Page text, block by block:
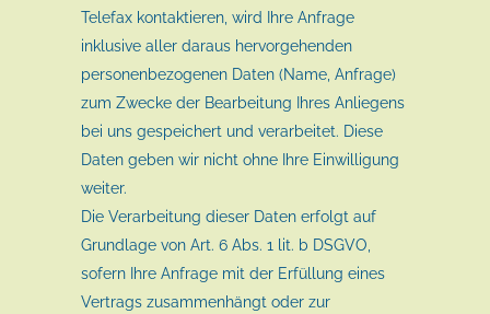
Telefax kontaktieren, wird Ihre Anfrage
inklusive aller daraus hervorgehenden
personenbezogenen Daten (Name, Anfrage)
zum Zwecke der Bearbeitung Ihres Anliegens
bei uns gespeichert und verarbeitet. Diese
Daten geben wir nicht ohne Ihre Einwilligung
weiter.
Die Verarbeitung dieser Daten erfolgt auf
Grundlage von Art. 6 Abs. 1 lit. b DSGVO,
sofern Ihre Anfrage mit der Erfüllung eines
Vertrags zusammenhängt oder zur